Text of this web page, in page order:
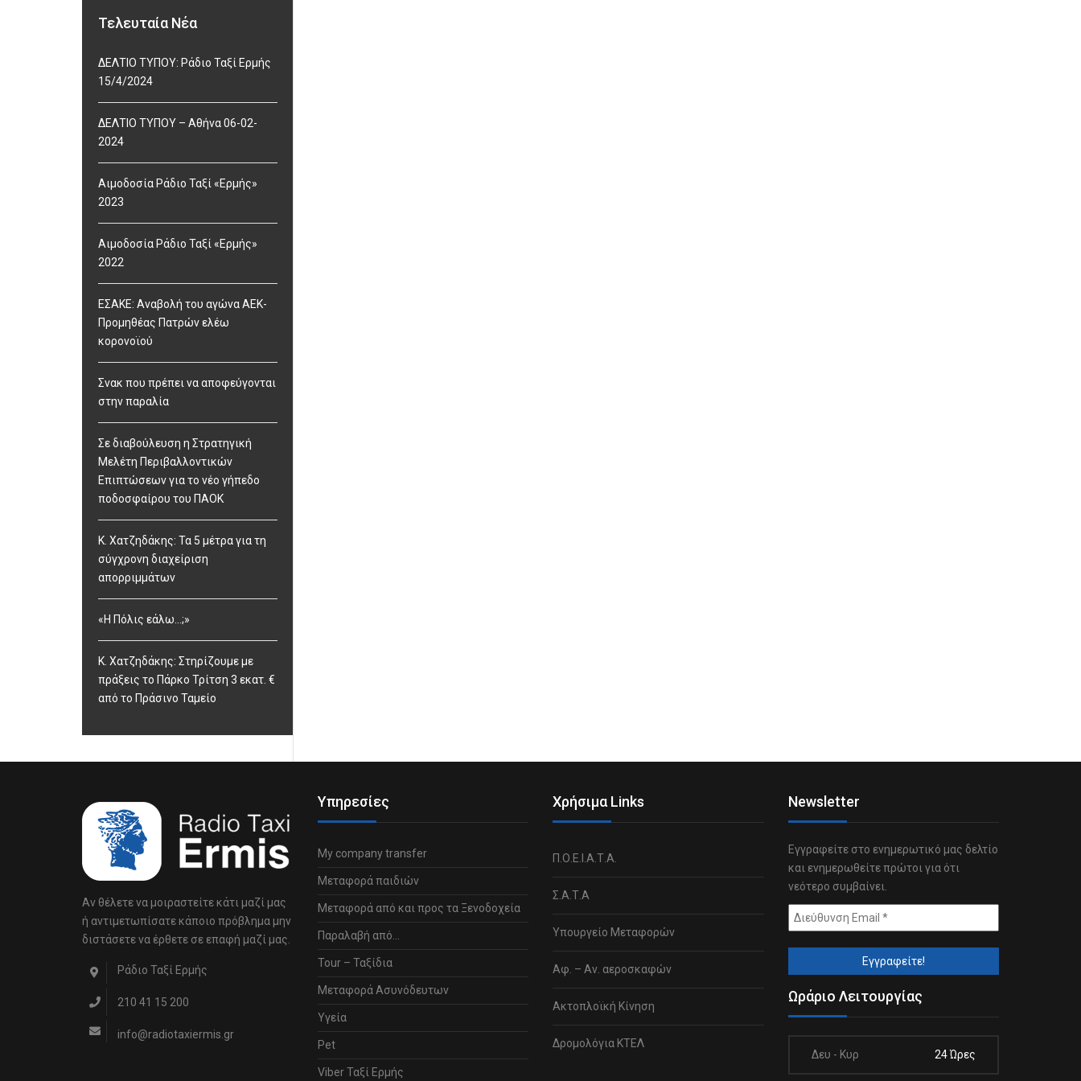
Τελευταία Νέα
ΔΕΛΤΙΟ ΤΥΠΟΥ: Ράδιο Ταξί Ερμής
15/4/2024
ΔΕΛΤΙΟ ΤΥΠΟΥ – Αθήνα 06-02-
2024
Αιμοδοσία Ράδιο Ταξί «Ερμής»
2023
Αιμοδοσία Ράδιο Ταξί «Ερμής»
2022
ΕΣΑΚΕ: Αναβολή του αγώνα ΑΕΚ-
Προμηθέας Πατρών ελέω
κορονοϊού
Σνακ που πρέπει να αποφεύγονται
στην παραλία
Σε διαβούλευση η Στρατηγική
Μελέτη Περιβαλλοντικών
Επιπτώσεων για το νέο γήπεδο
ποδοσφαίρου του ΠΑΟΚ
Κ. Χατζηδάκης: Τα 5 μέτρα για τη
σύγχρονη διαχείριση
απορριμμάτων
«Η Πόλις εάλω…;»
Κ. Χατζηδάκης: Στηρίζουμε με
πράξεις το Πάρκο Τρίτση 3 εκατ. €
από το Πράσινο Ταμείο
Αν θέλετε να μοιραστείτε κάτι μαζί μας
ή αντιμετωπίσατε κάποιο πρόβλημα μην
διστάσετε να έρθετε σε επαφή μαζί μας.
Ράδιο Ταξί Ερμής
210 41 15 200
info@radiotaxiermis.gr
Υπηρεσίες
My company transfer
Μεταφορά παιδιών
Μεταφορά από και προς τα Ξενοδοχεία
Παραλαβή από…
Tour – Ταξίδια
Μεταφορά Ασυνόδευτων
Υγεία
Pet
Viber Ταξί Ερμής
Χρήσιμα Links
Π.Ο.Ε.Ι.Α.Τ.Α.
Σ.Α.Τ.Α
Υπουργείο Μεταφορών
Αφ. – Αν. αεροσκαφών
Ακτοπλοϊκή Κίνηση
Δρομολόγια ΚΤΕΛ
Newsletter
Εγγραφείτε στο ενημερωτικό μας δελτίο
και ενημερωθείτε πρώτοι για ότι
νεότερο συμβαίνει.
Ωράριο Λειτουργίας
Δευ - Κυρ 24 Ώρες